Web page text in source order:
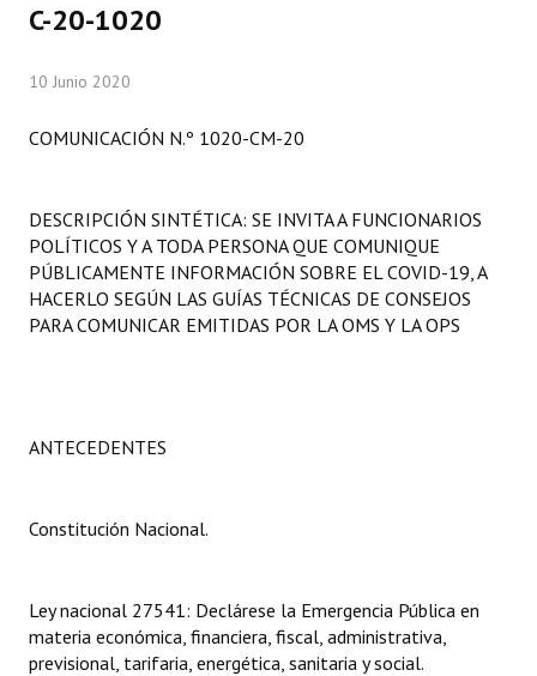
Comisiones Especiales
Programas
LEGISLACIÓN
Carta Orgánica 2007
DOCUMENTOS
C-20-1020
10 Junio 2020
COMUNICACIÓN N.º 1020-CM-20
DESCRIPCIÓN SINTÉTICA: SE INVITA A FUNCIONARIOS
POLÍTICOS Y A TODA PERSONA QUE COMUNIQUE
PÚBLICAMENTE INFORMACIÓN SOBRE EL COVID-19, A
HACERLO SEGÚN LAS GUÍAS TÉCNICAS DE CONSEJOS
PARA COMUNICAR EMITIDAS POR LA OMS Y LA OPS
ANTECEDENTES
Constitución Nacional.
Ley nacional 27541: Declárese la Emergencia Pública en
materia económica, financiera, fiscal, administrativa,
previsional, tarifaria, energética, sanitaria y social.